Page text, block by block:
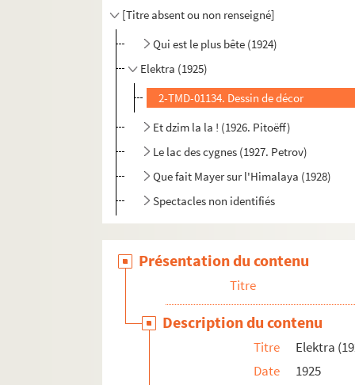
[Titre absent ou non renseigné]
Qui est le plus bête (1924)
Elektra (1925)
2-TMD-01134. Dessin de décor
Et dzim la la ! (1926. Pitoëff)
Le lac des cygnes (1927. Petrov)
Que fait Mayer sur l'Himalaya (1928)
Spectacles non identifiés
Présentation du contenu
Titre
Description du contenu
Titre
Elektra
Date
1925